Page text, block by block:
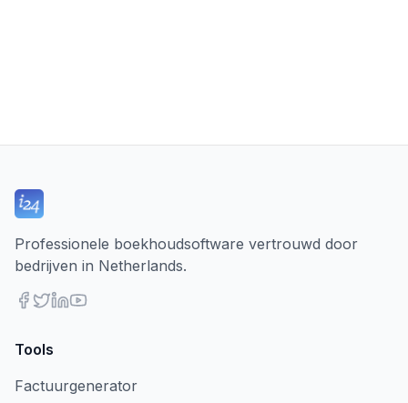
Professionele boekhoudsoftware vertrouwd door
bedrijven in Netherlands.
Tools
Factuurgenerator